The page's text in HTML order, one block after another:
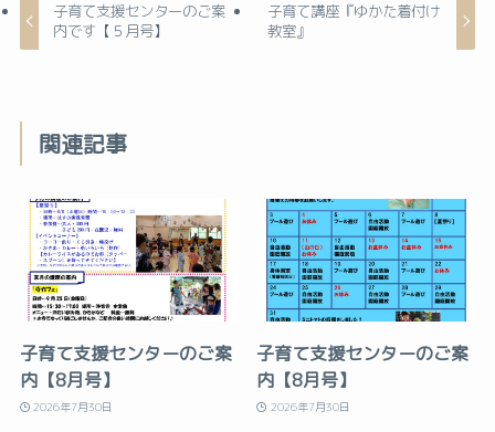
子育て支援センターのご案
内です【５月号】
子育て講座『ゆかた着付け
教室』
関連記事
子育て支援センターのご案
内【8月号】
2026年7月30日
子育て支援センターのご案
内【8月号】
2026年7月30日